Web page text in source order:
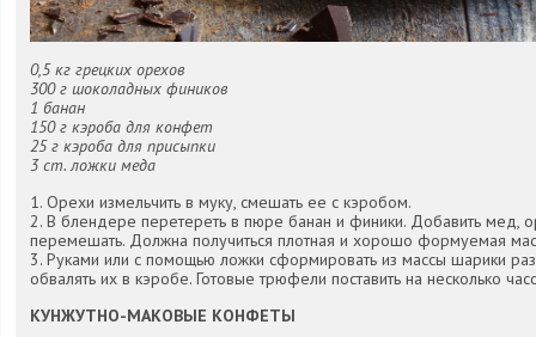
0,5 кг грецких орехов
300 г шоколадных фиников
1 банан
150 г кэроба для конфет
25 г кэроба для присыпки
3 ст. ложки меда
1. Орехи измельчить в муку, смешать ее с кэробом.
2. В блендере перетереть в пюре банан и финики. Добавить мед,
перемешать. Должна получиться плотная и хорошо формуемая
3. Руками или с помощью ложки сформировать из массы шарики
обвалять их в кэробе. Готовые трюфели поставить на несколько
КУНЖУТНО-МАКОВЫЕ КОНФЕТЫ